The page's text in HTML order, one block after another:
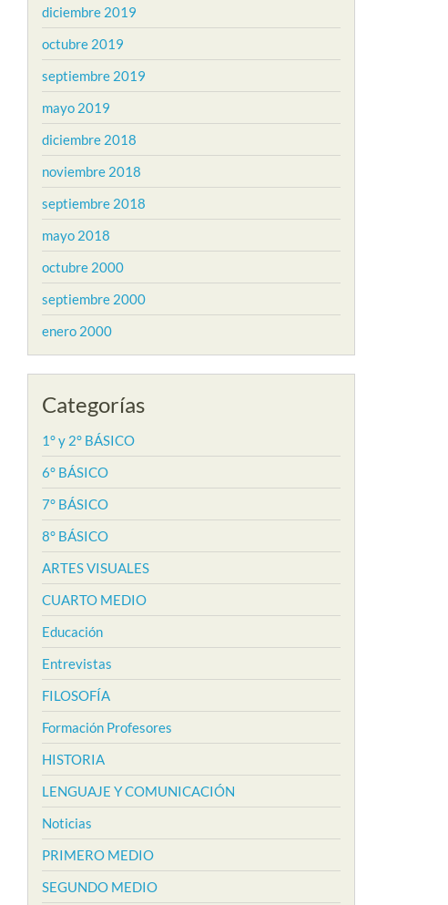
diciembre 2019
octubre 2019
septiembre 2019
mayo 2019
diciembre 2018
noviembre 2018
septiembre 2018
mayo 2018
octubre 2000
septiembre 2000
enero 2000
Categorías
1° y 2° BÁSICO
6° BÁSICO
7° BÁSICO
8° BÁSICO
ARTES VISUALES
CUARTO MEDIO
Educación
Entrevistas
FILOSOFÍA
Formación Profesores
HISTORIA
LENGUAJE Y COMUNICACIÓN
Noticias
PRIMERO MEDIO
SEGUNDO MEDIO